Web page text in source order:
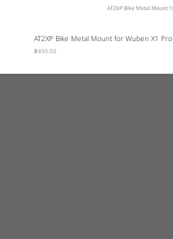
AT2XP Bike Metal Mount for Wuben X1 Pro
ราคา
฿490.00